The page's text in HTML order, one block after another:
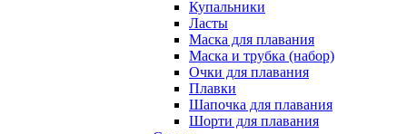
Купальники
Ласты
Маска для плавания
Маска и трубка (набор)
Очки для плавания
Плавки
Шапочка для плавания
Шорти для плавания